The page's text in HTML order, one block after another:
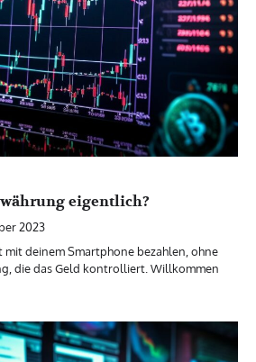
eigentlich?
2023
deinem Smartphone bezahlen, ohne
die das Geld kontrolliert. Willkommen